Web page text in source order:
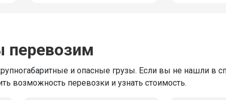
перевозим
и опасные грузы. Если вы не нашли в
возможность перевозки и узнать стоимость.